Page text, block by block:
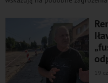
19